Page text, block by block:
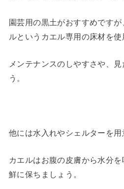
園芸用の黒土がおすすめです
ルというカエル専用の床材を使
メンテナンスのしやすさや、
う。
他には水入れやシェルターを用
カエルはお腹の皮膚から水分
鮮に保ちましょう。